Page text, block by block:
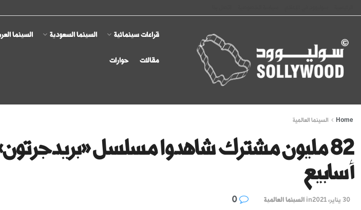
قراءات سينمائية السينما السعودية السينما
مقالات حوارات
Home السينما العالمية
أسابيع
30 يناير، 2021 in السينما العالمية